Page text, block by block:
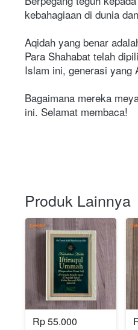
kebahagiaan di dunia
Aqidah yang benar
Para Shahabat telah
Islam ini, generasi yang
Bagaimana mereka
ini. Selamat membaca!
Produk Lainnya
Rp 55.000